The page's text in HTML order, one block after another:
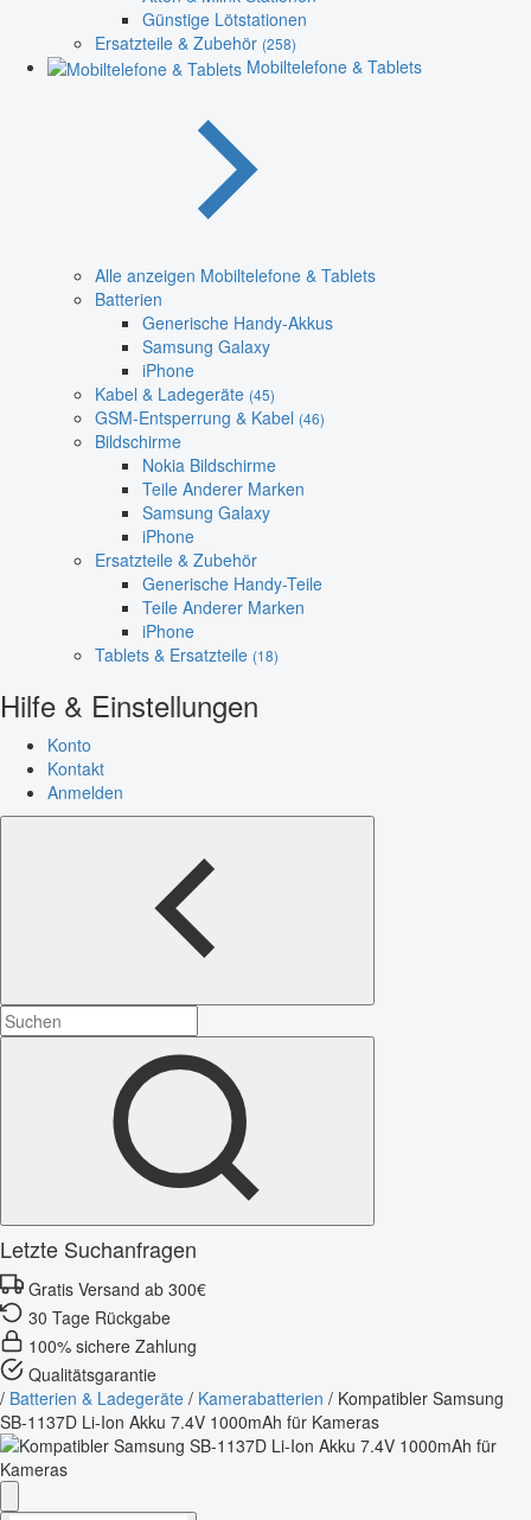
Günstige Lötstationen
Ersatzteile & Zubehör (258)
Mobiltelefone & Tablets
Alle anzeigen Mobiltelefone & Tablets
Batterien
Generische Handy-Akkus
Samsung Galaxy
iPhone
Kabel & Ladegeräte (45)
GSM-Entsperrung & Kabel (46)
Bildschirme
Nokia Bildschirme
Teile Anderer Marken
Samsung Galaxy
iPhone
Ersatzteile & Zubehör
Generische Handy-Teile
Teile Anderer Marken
iPhone
Tablets & Ersatzteile (18)
Hilfe & Einstellungen
Konto
Kontakt
Anmelden
Letzte Suchanfragen
Gratis Versand ab 300€
30 Tage Rückgabe
100% sichere Zahlung
Qualitätsgarantie
/ Batterien & Ladegeräte / Kamerabatterien / Kompatibler Samsung
SB-1137D Li-Ion Akku 7.4V 1000mAh für Kameras